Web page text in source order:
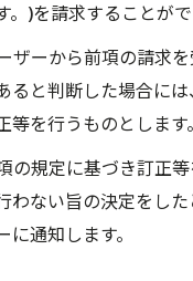
。)を請求することがで
ザーから前項の請求
ると判断した場合に
等を行うものとします。
の規定に基づき訂正
わない旨の決定をした
に通知します。